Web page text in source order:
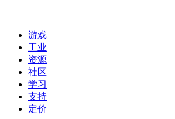
游戏
工业
资源
社区
学习
支持
定价